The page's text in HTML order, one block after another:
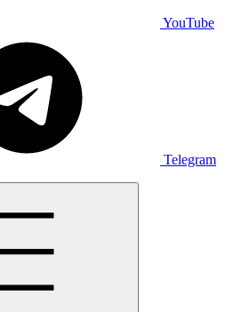
YouTube
Telegram